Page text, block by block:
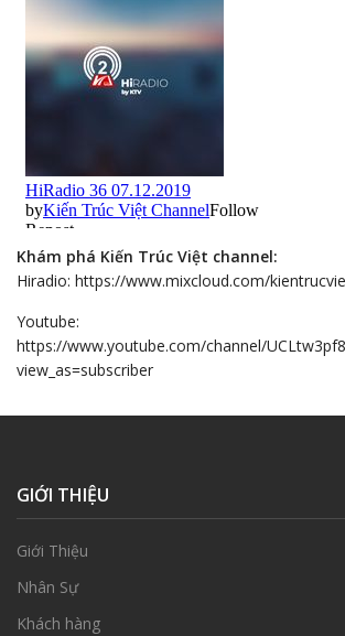
Khám phá Kiến Trúc Việt channel:
Hiradio: https://www.mixcloud.com/
Youtube:
https://www.youtube.com/channel/
view_as=subscriber
GIỚI THIỆU
Giới Thiệu
Nhân Sự
Khách hàng